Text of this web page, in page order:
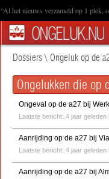
“Al het nieuws verzameld op 1 plek,
Dossiers\ Ongeluk op de
Ongelukken die op
Ongeval op de a27 bij
Laatste bericht: 4 jaar geleden
Aanrijding op de a27 bij
Laatste bericht: 4 jaar geleden
Aanrijding op de a27 bij